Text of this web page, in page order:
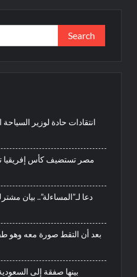
Search
for:
انتقادات حادة لوزير
دعا لـ”المساءلة”.. بيان
بعد أن التقط صورة معه وهو